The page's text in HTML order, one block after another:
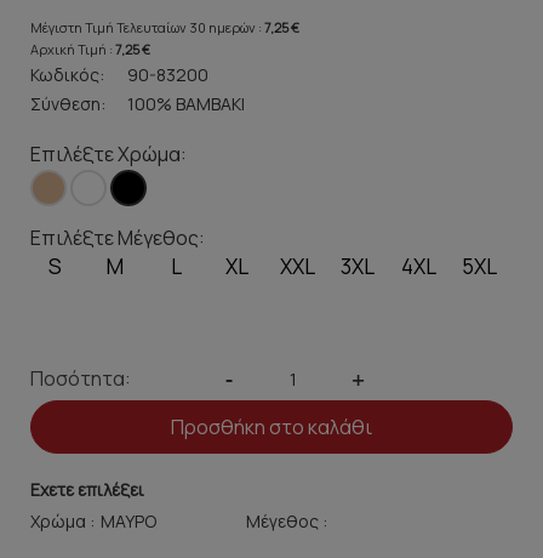
Μέγιστη Τιμή Τελευταίων 30 ημερών : 7,25 €
Αρχική Τιμή : 7,25 €
Κωδικός:
90-83200
Σύνθεση:
100% ΒΑΜΒΑΚΙ
Επιλέξτε Χρώμα:
Επιλέξτε Μέγεθος:
S M L XL XXL 3XL 4XL 5XL
Ποσότητα: - +
Προσθήκη στο καλάθι
Εχετε επιλέξει
Χρώμα :
Μέγεθος :